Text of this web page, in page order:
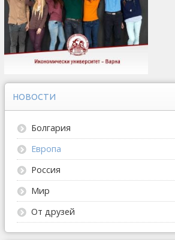
НОВОСТИ
Болгария
Европа
Россия
Мир
От друзей